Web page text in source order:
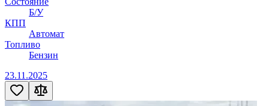
Б/У
КПП
Автомат
Топливо
Бензин
23.11.2025